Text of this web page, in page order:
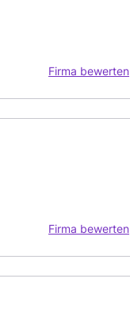
Firma bewerten
Firma bewerten